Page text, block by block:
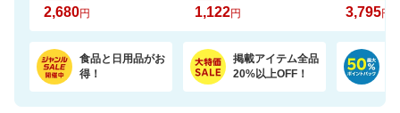
2,680円 1,122円 3,795円
食品と日用品がお
得！
掲載アイテム全品
20%以上OFF！